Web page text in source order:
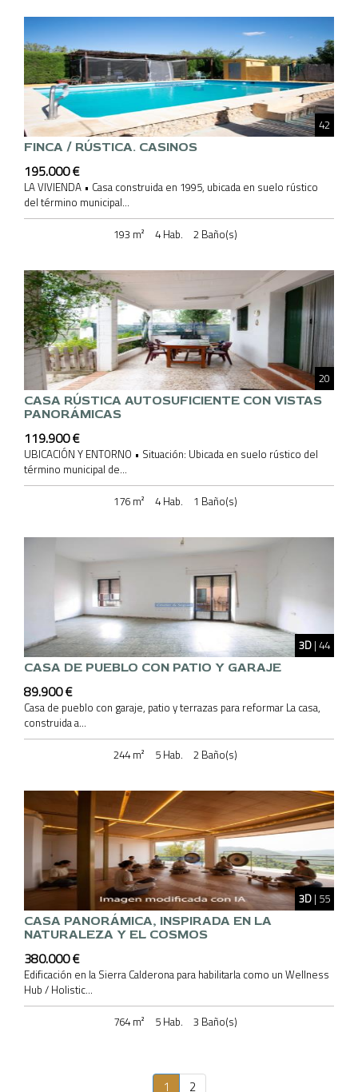
42
FINCA / RÚSTICA. CASINOS
195.000 €
LA VIVIENDA • Casa construida en 1995, ubicada en suelo rústico
del término municipal...
193 m²
4 Hab. 2 Baño(s)
20
CASA RÚSTICA AUTOSUFICIENTE CON VISTAS
PANORÁMICAS
119.900 €
UBICACIÓN Y ENTORNO • Situación: Ubicada en suelo rústico del
término municipal de...
176 m²
4 Hab. 1 Baño(s)
3D | 44
CASA DE PUEBLO CON PATIO Y GARAJE
89.900 €
Casa de pueblo con garaje, patio y terrazas para reformar La casa,
construida a...
244 m²
5 Hab. 2 Baño(s)
3D | 55
CASA PANORÁMICA, INSPIRADA EN LA
NATURALEZA Y EL COSMOS
380.000 €
Edificación en la Sierra Calderona para habilitarla como un Wellness
Hub / Holistic...
764 m²
5 Hab. 3 Baño(s)
1 2